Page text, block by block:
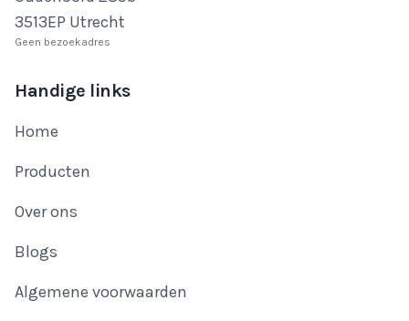
3513EP Utrecht
Geen bezoekadres
Handige links
Home
Producten
Over ons
Blogs
Algemene voorwaarden